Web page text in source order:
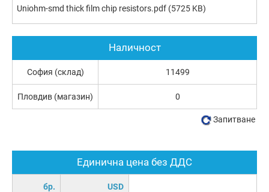
Uniohm-smd thick film chip resistors.pdf (5725 KB)
Единична цена без ДДС
бр. USD
Наличност
София (склад) 11499
Пловдив (магазин) 0
Запитване